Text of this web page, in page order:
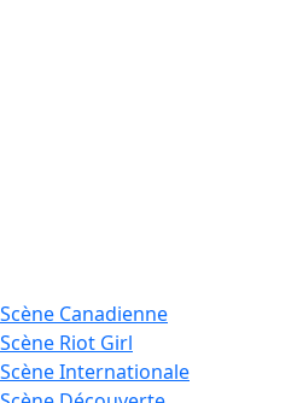
Scène Canadienne
Scène Riot Girl
ScèneInternationale